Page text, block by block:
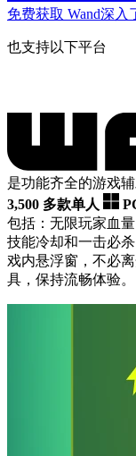
免费获取 Wand深入
也支持以下平台
是功能齐全的游戏
3,500 多款单人
包括：无限玩家血
技能冷却和一击必杀
戏内悬浮窗，不必
具，保持流畅体验。